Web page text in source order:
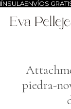
ENVÍOS GRATIS
piedra-